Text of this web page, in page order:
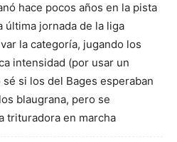
hace pocos años en la pista
última jornada de la liga
la categoría, jugando los
intensidad (por usar un
si los del Bages esperaban
blaugrana, pero se
trituradora en marcha